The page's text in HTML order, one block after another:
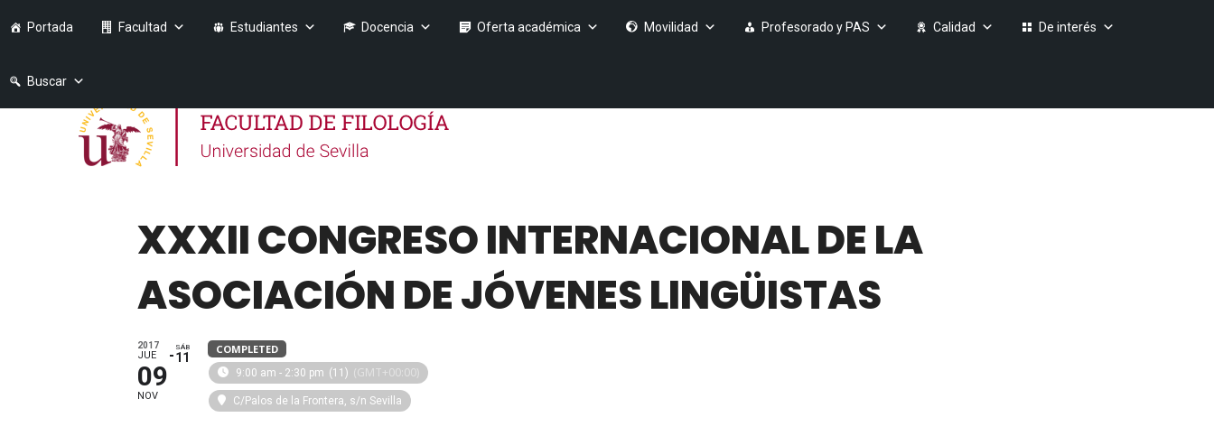
Portada Facultad Estudiantes Docencia Oferta académica Movilidad Profesorado y PAS Calidad De interés
Buscar
XXXII CONGRESO INTERNACIONAL DE LA
ASOCIACIÓN DE JÓVENES LINGÜISTAS
2017
JUE
09
NOV
SÁB
11
COMPLETED
9:00 am - 2:30 pm (11) (GMT+00:00)
C/Palos de la Frontera, s/n Sevilla